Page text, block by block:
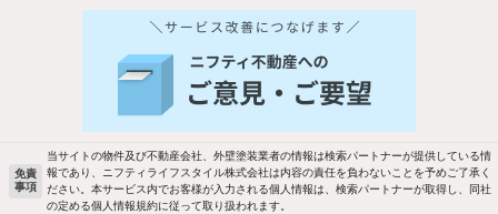
バス・トイレ別 2階以上
洗濯機置場あり 独立洗面台
新着物件メール通知
ご希望の条件の物件が見つかり次第、メ
ールでお知らせします
新着メール通知を受け取る
免責
事項
当サイトの物件及び不動産会社、外壁塗装業者の情報は検索パートナーが提供している情
報であり、ニフティライフスタイル株式会社は内容の責任を負わないことを予めご了承く
ださい。本サービス内でお客様が入力される個人情報は、検索パートナーが取得し、同社
の定める個人情報規約に従って取り扱われます。